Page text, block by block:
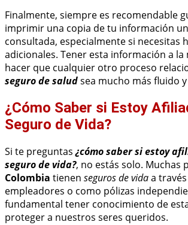
Finalmente, siempre es recomendable
imprimir una copia de tu información
consultada, especialmente si necesitas
adicionales. Tener esta información a la
hacer que cualquier otro proceso
seguro de saludsea mucho más fluido
¿Cómo Saber si Estoy
Seguro de Vida?
Si te preguntas¿cómo saber si estoy
seguro de vida?, no estás solo. Muchas
Colombia tienen seguros de vidaa
empleadores o como pólizas
fundamental tener conocimiento de
proteger a nuestros seres queridos.